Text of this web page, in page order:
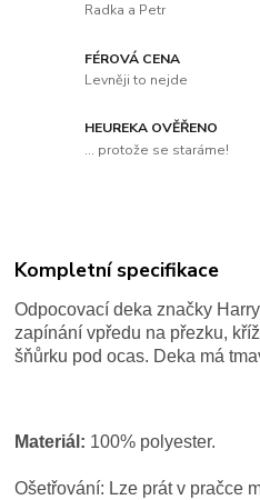
Radka a Petr
FÉROVÁ CENA
Levněji to nejde
HEUREKA OVĚŘENO
... protože se staráme!
Kompletní specifikace
Odpocovací deka značky
zapínání vpředu na přezku,
šňůrku pod ocas. Deka má
Materiál: 100% polyester.
Ošetřování: Lze prát v pračce